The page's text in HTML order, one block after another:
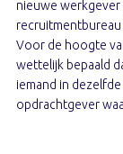
nieuwe werkgever
Voor de hoogte
wettelijk bepaald
iemand in
opdrachtgever